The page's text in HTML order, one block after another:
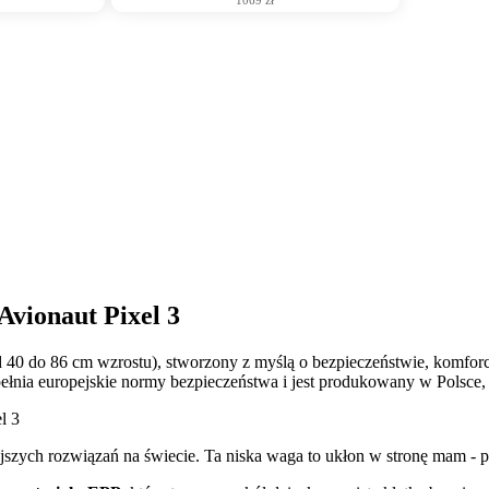
Pixel 3
do 86 cm wzrostu), stworzony z myślą o bezpieczeństwie,
europejskie normy bezpieczeństwa i jest produkowany w Polsce,
rozwiązań na świecie. Ta niska waga to ukłon w stronę mam -